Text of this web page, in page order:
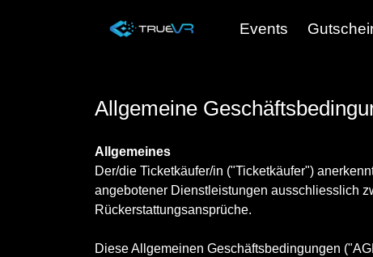
Events
Allgemeine
Allgemeines
Der/die Ticketkäufer/in ("Ticketkäufer")
angebotener Dienstleistungen ausschliesslich
Rückerstattungsansprüche.
Diese Allgemeinen Geschäftsbedingungen